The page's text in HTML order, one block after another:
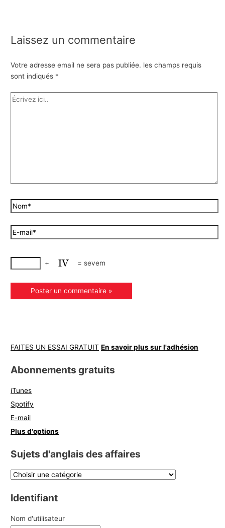
Laissez un commentaire
Votre adresse email ne sera pas publiée. les champs requis
sont indiqués *
+ = sevem
FAITES UN ESSAI GRATUIT En savoir plus sur l'adhésion
Abonnements gratuits
iTunes
Spotify
E-mail
Plus d'options
Sujets d'anglais des affaires
Identifiant
Nom d'utilisateur